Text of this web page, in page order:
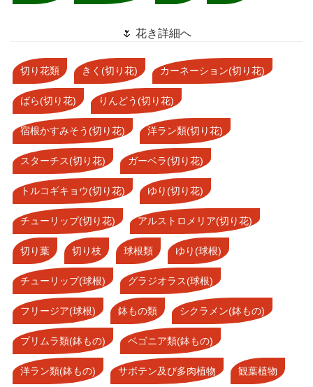
🌷 花き詳細へ
切り花類 きく(切り花) カーネーション(切り花)
ばら(切り花) りんどう(切り花)
宿根かすみそう(切り花) 洋ラン類(切り花)
スターチス(切り花) ガーベラ(切り花)
トルコギキョウ(切り花) ゆり(切り花)
チューリップ(切り花) アルストロメリア(切り花)
切り葉 切り枝 球根類 ゆり(球根)
チューリップ(球根) グラジオラス(球根)
フリージア(球根) 鉢もの類 シクラメン(鉢もの)
プリムラ類(鉢もの) ベゴニア類(鉢もの)
洋ラン類(鉢もの) サボテン及び多肉植物 観葉植物